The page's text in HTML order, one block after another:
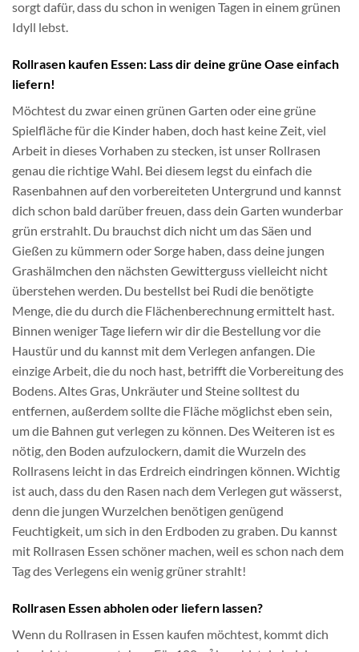
sorgt dafür, dass du schon in wenigen Tagen in einem grünen
Idyll lebst.
Rollrasen kaufen Essen: Lass dir deine grüne Oase einfach
liefern!
Möchtest du zwar einen grünen Garten oder eine grüne
Spielfläche für die Kinder haben, doch hast keine Zeit, viel
Arbeit in dieses Vorhaben zu stecken, ist unser Rollrasen
genau die richtige Wahl. Bei diesem legst du einfach die
Rasenbahnen auf den vorbereiteten Untergrund und kannst
dich schon bald darüber freuen, dass dein Garten wunderbar
grün erstrahlt. Du brauchst dich nicht um das Säen und
Gießen zu kümmern oder Sorge haben, dass deine jungen
Grashälmchen den nächsten Gewitterguss vielleicht nicht
überstehen werden. Du bestellst bei Rudi die benötigte
Menge, die du durch die Flächenberechnung ermittelt hast.
Binnen weniger Tage liefern wir dir die Bestellung vor die
Haustür und du kannst mit dem Verlegen anfangen. Die
einzige Arbeit, die du noch hast, betrifft die Vorbereitung des
Bodens. Altes Gras, Unkräuter und Steine solltest du
entfernen, außerdem sollte die Fläche möglichst eben sein,
um die Bahnen gut verlegen zu können. Des Weiteren ist es
nötig, den Boden aufzulockern, damit die Wurzeln des
Rollrasens leicht in das Erdreich eindringen können. Wichtig
ist auch, dass du den Rasen nach dem Verlegen gut wässerst,
denn die jungen Wurzelchen benötigen genügend
Feuchtigkeit, um sich in den Erdboden zu graben. Du kannst
mit Rollrasen Essen schöner machen, weil es schon nach dem
Tag des Verlegens ein wenig grüner strahlt!
Rollrasen Essen abholen oder liefern lassen?
Wenn du Rollrasen in Essen kaufen möchtest, kommt dich